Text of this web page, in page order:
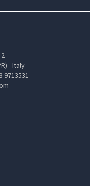
- Italy
9713531